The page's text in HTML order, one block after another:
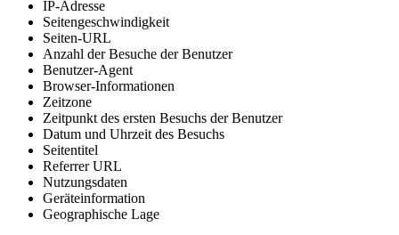
IP-Adresse
Seitengeschwindigkeit
Seiten-URL
Anzahl der Besuche der Benutzer
Benutzer-Agent
Browser-Informationen
Zeitzone
Zeitpunkt des ersten Besuchs der Benutzer
Datum und Uhrzeit des Besuchs
Seitentitel
Referrer URL
Nutzungsdaten
Geräteinformation
Geographische Lage